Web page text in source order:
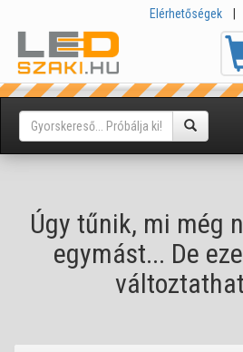
Elérhetőségek
Úgy tűnik, mi még
egymást... De